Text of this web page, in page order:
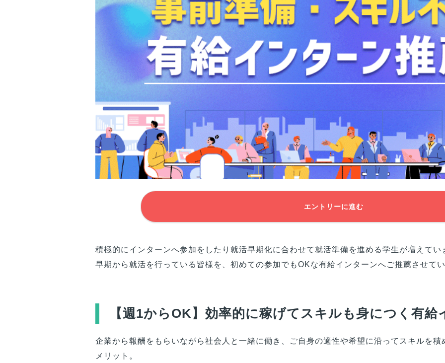
エントリーに進む
積極的にインターンへ参加をしたり就活早期化に合わせて就活準備を進める学生が増えてい
早期から就活を行っている皆様を、初めての参加でもOKな有給インターンへご推薦させて
【週1からOK】効率的に稼げてスキルも身につく有
企業から報酬をもらいながら社会人と一緒に働き、ご自身の適性や希望に沿ってスキルを
メリット。